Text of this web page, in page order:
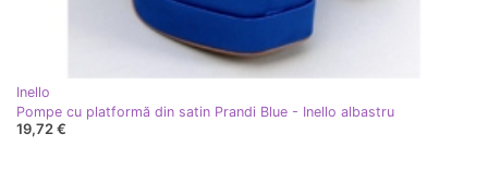
Inello
Pompe cu platformă din satin Prandi Blue - Inello albastru
19,72 €